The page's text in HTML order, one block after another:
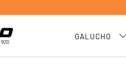
GALUCHO